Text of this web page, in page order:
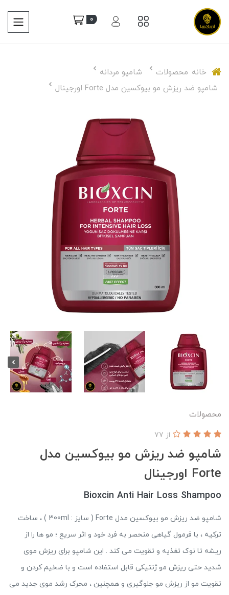
0
خانه محصولات
شامپو مردانه
شامپو ضد ریزش مو بیوکسین مدل Forte اورجینال
محصولات
شامپو ضد ریزش مو بیوکسین مدل
Forte اورجینال
از 77
Bioxcin Anti Hair Loss Shampoo
شامپو ضد ریزش مو بیوکسین مدل Forte ( سایز : 300ml ) ، ساخت
ترکیه ، با فرمول گیاهی منحصر به فرد خود و اثر سریع ؛ مو ها را از
ریشه تا نوک تغذیه و تقویت می کند . این شامپو برای ریزش موی
شدید حتی ریزش مو ژنتیکی قابل استفاده است و با ضخیم کردن و
تقویت مو از ریزش مو جلوگیری و همچنین ، محرک رشد موی جدید می